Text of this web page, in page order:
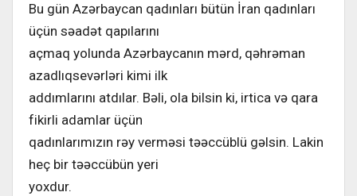
Bu gün Azərbaycan qadınları bütün İran qadınları
üçün səadət qapılarını
açmaq yolunda Azərbaycanın mərd, qəhrəman
azadlıqsevərləri kimi ilk
addımlarını atdılar. Bəli, ola bilsin ki, irtica və qara
fikirli adamlar üçün
qadınlarımızın rəy verməsi təəccüblü gəlsin. Lakin
heç bir təəccübün yeri
yoxdur.